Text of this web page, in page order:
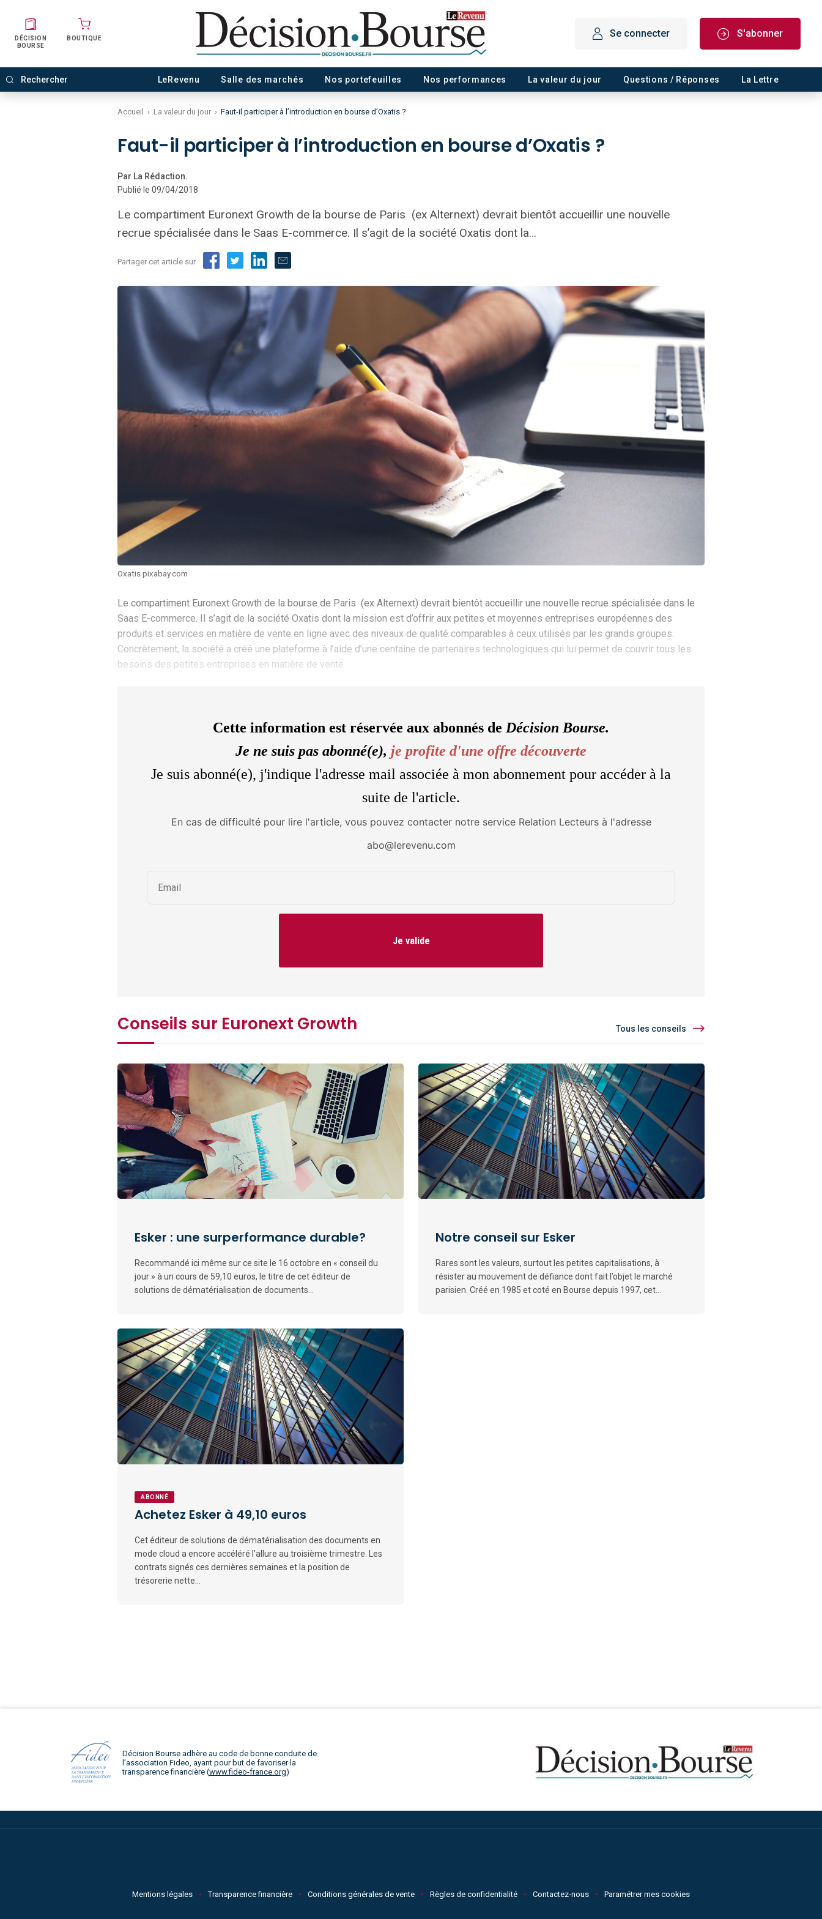
Se connecter S'abonner
DÉCISION
BOURSE
BOUTIQUE
LeRevenu Salle des marchés Nos portefeuilles Nos performances La valeur du jour Questions / Réponses La Lettre
Accueil › La valeur du jour › Faut-il participer à l’introduction en bourse d’Oxatis ?
Faut-il participer à l’introduction en bourse d’Oxatis ?
Par La Rédaction.
Publié le 09/04/2018
Le compartiment Euronext Growth de la bourse de Paris (ex Alternext) devrait bientôt accueillir une nouvelle
recrue spécialisée dans le Saas E-commerce. Il s’agit de la société Oxatis dont la…
Partager cet article sur
Oxatis pixabay.com
Le compartiment Euronext Growth de la bourse de Paris (ex Alternext) devrait bientôt accueillir une nouvelle recrue spécialisée dans le
Saas E-commerce. Il s’agit de la société Oxatis dont la mission est d’offrir aux petites et moyennes entreprises européennes des
produits et services en matière de vente en ligne avec des niveaux de qualité comparables à ceux utilisés par les grands groupes.
Concrètement, la société a créé une plateforme à l’aide d’une centaine de partenaires technologiques qui lui permet de couvrir tous les
besoins des petites entreprises en matière de vente
Cette information est réservée aux abonnés de Décision Bourse.
Je ne suis pas abonné(e), je profite d'une offre découverte
Je suis abonné(e), j'indique l'adresse mail associée à mon abonnement pour accéder à la
suite de l'article.
En cas de difficulté pour lire l'article, vous pouvez contacter notre service Relation Lecteurs à l'adresse
abo@lerevenu.com
Je valide
Conseils sur Euronext Growth Tous les conseils
Esker : une surperformance durable?
Recommandé ici même sur ce site le 16 octobre en « conseil du
jour » à un cours de 59,10 euros, le titre de cet éditeur de
solutions de dématérialisation de documents...
Notre conseil sur Esker
Rares sont les valeurs, surtout les petites capitalisations, à
résister au mouvement de défiance dont fait l’objet le marché
parisien. Créé en 1985 et coté en Bourse depuis 1997, cet...
ABONNÉ
Achetez Esker à 49,10 euros
Cet éditeur de solutions de dématérialisation des documents en
mode cloud a encore accéléré l’allure au troisième trimestre. Les
contrats signés ces dernières semaines et la position de
trésorerie nette...
Décision Bourse adhère au code de bonne conduite de
l’association Fideo, ayant pour but de favoriser la
transparence financière (www.fideo-france.org)
Mentions légales Transparence financière Conditions générales de vente Règles de confidentialité Contactez-nous Paramétrer mes cookies